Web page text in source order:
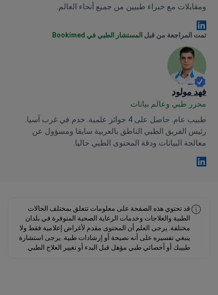
ومقابلات مع خبراء طبيين من جميع أنحاء العالم.
Anna Leonova Linkedin
تمت المراجعة من قبل المستشار الطبي في Bookimed
فهد مولود
محرر طبي وعالم بيانات
طبيب عام. حاصل على 4 جوائز علمية. خدم في غرب آسيا.
رئيس الفريق الطبي الناطق بالعربية سابقا ومسؤول عن
معالجة البيانات ودقة المحتوى الطبي حاليا.
قد تحتوي هذه الصفحة على معلومات تتعلق بمختلف الحالات
الطبية والعلاجات وخدمات الرعاية الصحية المتوفرة في بلدان
مختلفة. يرجى العلم أن المحتوى مقدم لأغراض إعلامية فقط ولا
ينبغي تفسيره على أنه نصيحة أو إرشادات طبية. يرجى استشارة
طبيبك أو أخصائي طبي مؤهل قبل البدء أو تغيير العلاج الطبي.